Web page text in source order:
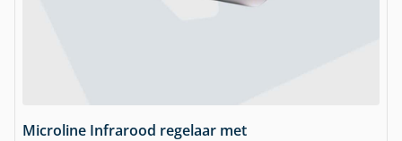
Microline Infrarood regelaar met